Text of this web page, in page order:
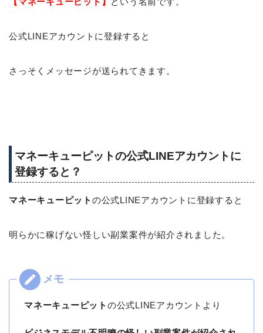
公式LINEアカウントに登録すると
さっそくメッセージが送られてきます。
マネーキューピットの公式LINEアカウントに
登録すると？
マネーキューピット の公式LINEアカウントに登録すると
明らかに稼げない怪しい副業案件が紹介されました。
マネーキューピット の公式LINEアカウントより